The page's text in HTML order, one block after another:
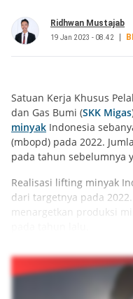
Ridhwan Mustajab
19 Jan 2023 - 08.42
Satuan Kerja Khusus
dan Gas Bumi (SKK Migas
minyak Indonesia
(mbopd) pada 2022.
pada tahun sebelumnya
Realisasi lifting minyak
dari targetnya pada
menargetkan produksi